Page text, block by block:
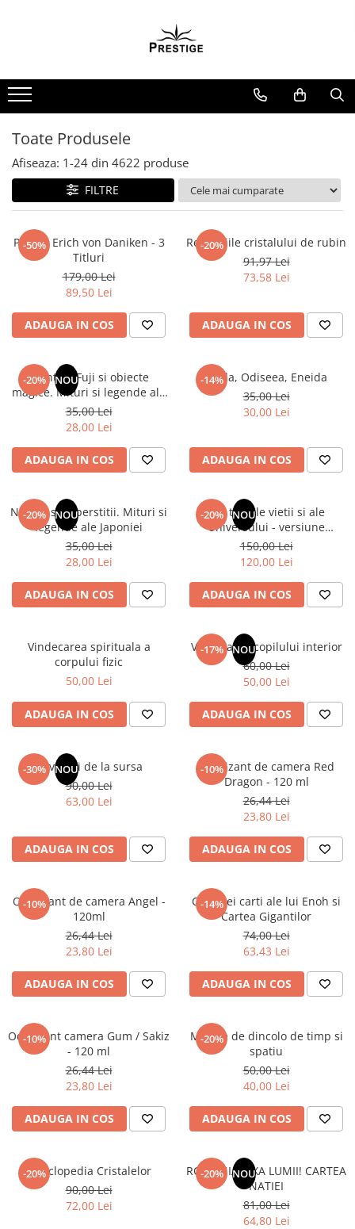
Noutati
Promotii
Spiritualitate - Ezoterism
AngelConnection
Arte Divinatorii
Chiromantie
Dezvoltare Spirituala
KidConnection
Minte Corp
New Illuminati Files
Numerologie
Paranormal
Parapsihologie
Audiobook
Religie
Crestinism
ScienceConnection
SelfHealing
Sanatate
Masaj
Medicina & Farmacie
Medicina Pentru Toti
Sport
Terapii Alternative
AudioBook
Beletristica
Biografii, Memorii, Jurnale
Carti erotice
Adult
Crime, Thriller, Mistery
Literatura Romana
Poezie
romantice
Senzatii/Dragoste
Senzatii/Erotic
Toate Produsele
Afiseaza: 1-24 din 4622 produse
FILTRE
-50%
Pachet Erich von Daniken - 3
Titluri
179,00 Lei
89,50 Lei
ADAUGA IN COS
-20%
Revelatiile cristalului de rubin
91,97 Lei
73,58 Lei
ADAUGA IN COS
-20% NOU
Muntele Fuji si obiecte
magice. Mituri si legende ale
Japoniei
35,00 Lei
28,00 Lei
ADAUGA IN COS
-14%
Iliada, Odiseea, Eneida
35,00 Lei
30,00 Lei
ADAUGA IN COS
-20% NOU
Natura si superstitii. Mituri si
legende ale Japoniei
35,00 Lei
28,00 Lei
ADAUGA IN COS
-20% NOU
Din tainele vietii si ale
Universului - versiune
originala din 1939. Volumele I-
III. Cutie de colectie -Scarlat
Demetrescu
150,00 Lei
120,00 Lei
ADAUGA IN COS
Vindecarea spirituala a
corpului fizic
50,00 Lei
ADAUGA IN COS
-17% NOU
Vindecarea copilului interior
60,00 Lei
50,00 Lei
ADAUGA IN COS
-30% NOU
Revelatii de la sursa
90,00 Lei
63,00 Lei
ADAUGA IN COS
-10%
Odorizant de camera Red
Dragon - 120 ml
26,44 Lei
23,80 Lei
ADAUGA IN COS
-10%
Odorizant de camera Angel -
120ml
26,44 Lei
23,80 Lei
ADAUGA IN COS
-14%
Cele trei carti ale lui Enoh si
Cartea Gigantilor
74,00 Lei
63,43 Lei
ADAUGA IN COS
-10%
Odorizant camera Gum / Sakiz
- 120 ml
26,44 Lei
23,80 Lei
ADAUGA IN COS
-20%
Mesaje de dincolo de timp si
spatiu
50,00 Lei
40,00 Lei
ADAUGA IN COS
-20%
Enciclopedia Cristalelor
90,00 Lei
72,00 Lei
-20% NOU
ROMANIA, AXA LUMII! CARTEA
NATIEI
81,00 Lei
64,80 Lei